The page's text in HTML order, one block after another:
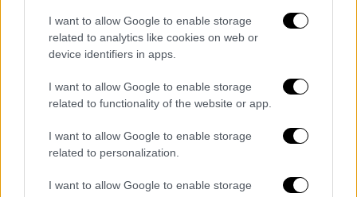
I want to allow Google to enable storage
related to analytics like cookies on web or
device identifiers in apps.
I want to allow Google to enable storage
related to functionality of the website or app.
I want to allow Google to enable storage
related to personalization.
I want to allow Google to enable storage
Λέων για Πάτρα: Να δούμε όλους
τους τρόπους που βασανίστηκε η
Τζωρτζίνα
Ελλάδα|06.05.2022 16:10
Ρούλας Πισπιρίγκου μία μέρα πριν το
θάνατο της Ίριδας - Τι υποστηρίζει